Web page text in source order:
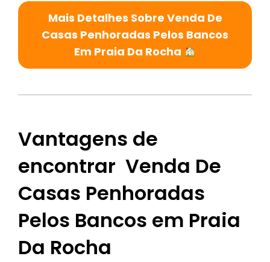
Mais Detalhes Sobre Venda De
Casas Penhoradas Pelos Bancos
Em Praia Da Rocha
Vantagens de
encontrar Venda De
Casas Penhoradas
Pelos Bancos em Praia
Da Rocha